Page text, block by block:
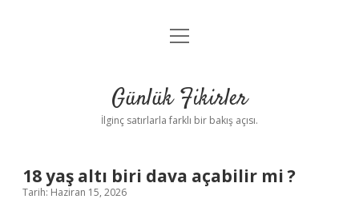
Anasayfa
Yasal Uyarı
menüyü
Günlük Fikirler
İlginç satırlarla farklı bir bakış açısı.
18 yaş altı biri dava açabilir mi ?
Tarih: Haziran 15, 2026